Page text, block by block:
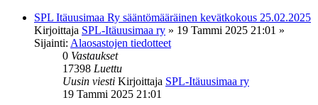
SPL Itäuusimaa Ry sääntömääräinen kevätkokous 25.02.2025
Kirjoittaja SPL-Itäuusimaa ry » 19 Tammi 2025 21:01 »
Sijainti: Alaosastojen tiedotteet
0 Vastaukset
17398 Luettu
Uusin viesti Kirjoittaja SPL-Itäuusimaa ry
19 Tammi 2025 21:01